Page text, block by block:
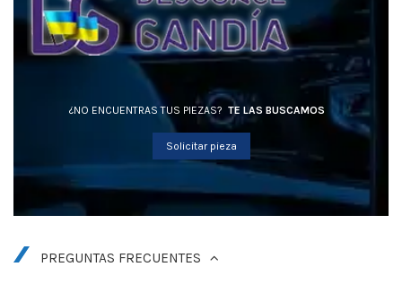
¿NO ENCUENTRAS TUS PIEZAS? TE LAS BUSCAMOS
Solicitar pieza
PREGUNTAS FRECUENTES